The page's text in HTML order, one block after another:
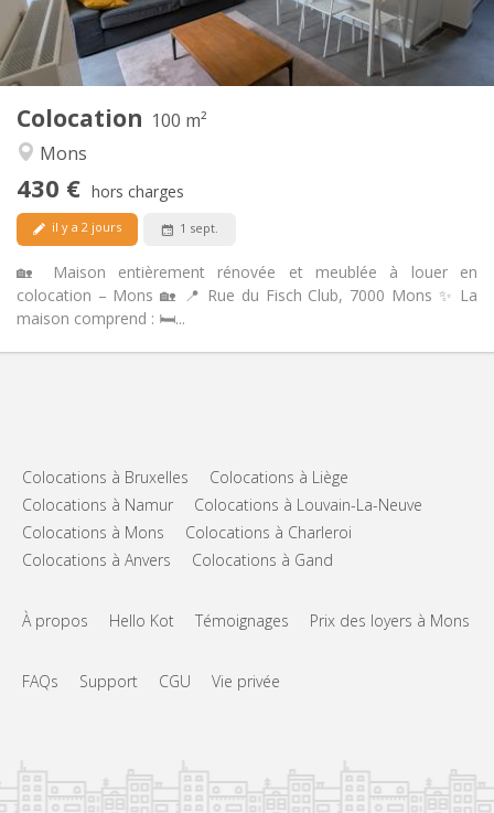
Colocation 100 m²
Mons
430 € hors charges
il y a 2 jours 1 sept.
🏡 Maison entièrement rénovée et meublée à louer en
colocation – Mons 🏡 📍 Rue du Fisch Club, 7000 Mons ✨ La
maison comprend : 🛏️...
Salle de bain:
Commune
Cuisine:
Commune
Superficie:
100 m
2
Pièces privées:
1
Colocations à Bruxelles
Colocations à Liège
Colocations à Namur
Colocations à Louvain-La-Neuve
Colocations à Mons
Colocations à Charleroi
Colocations à Anvers
Colocations à Gand
À propos Hello Kot Témoignages Prix des loyers à Mons
FAQs Support CGU Vie privée